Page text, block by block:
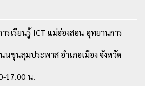
เรียนรู้ ICT แม่ฮ่องสอน อุทยานการ
นขุนลุมประพาส อำเภอเมือง จังหวัด
17.00 น.